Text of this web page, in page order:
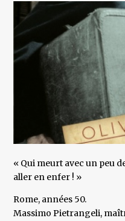
« Qui meurt avec un peu
aller en enfer ! »
Rome, années 50.
Massimo Pietrangeli,